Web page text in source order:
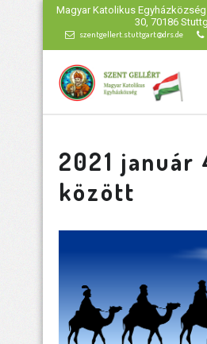
Magyar Katolikus
30, 70186
szentgellert.stuttgart@drs.de
2021 január
között